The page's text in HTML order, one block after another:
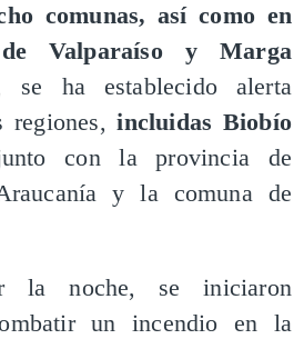
comunas, así como en
Valparaíso y Marga
se ha establecido alerta
regiones, incluidas Biobío
con la provincia de
y la comuna de
la noche, se iniciaron
un incendio en la